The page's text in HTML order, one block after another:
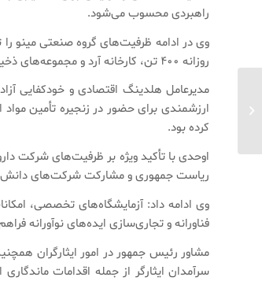
راهبردی محسوب می‌شود.
وی در ادامه ظرفیت‌های گروه صنعتی مینو
روزانه ۴۰۰ تن، کارخانه آرد و مجموعه‌های ذخیره‌سازی گندم و روغن گرفته تا کارخانه قند و شکر فسا و شرکت‌های متعدد تولیدی در حوزه صنایع غذایی، کشاورزی، بسته‌بندی و فرآوری.
مدیرعامل هلدینگ اقتصادی و خودکفایی
ارزشمندی برای حضور در زنجیره تأمین
کرده بود.
اوحدی با تأکید ویژه بر ظرفیت‌های شرکت
ریاست جمهوری و مشارکت شرکت‌های
وی ادامه داد: آزمایشگاه‌های تخصصی،
فناورانه و تجاری‌سازی ایده‌های نوآورانه
مشاور رئیس جمهور در امور ایثارگران
سرآمدان ایثارگر از جمله اقدامات
مجمع عمومی عادی سالیانه
شرکت اقتصادی و